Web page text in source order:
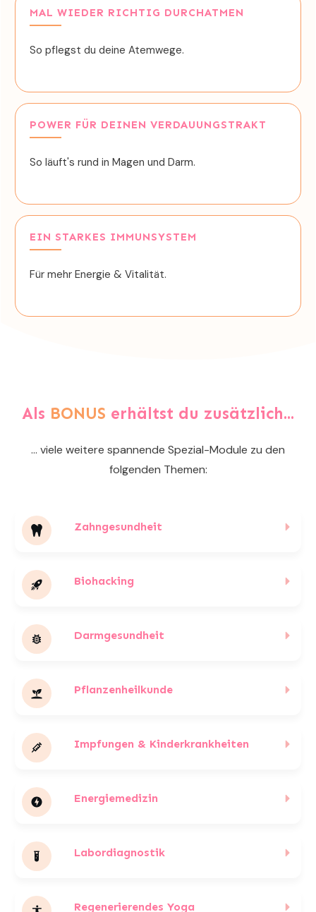
MAL WIEDER RICHTIG DURCHATMEN
So pflegst du deine Atemwege.
POWER FÜR DEINEN VERDAUUNGSTRAKT
So läuft's rund in Magen und Darm.
EIN STARKES IMMUNSYSTEM
Für mehr Energie & Vitalität.
Als BONUS erhältst du zusätzlich...
... viele weitere spannende Spezial-Module zu den
folgenden Themen:
Zahngesundheit
Biohacking
Darmgesundheit
Pflanzenheilkunde
Impfungen & Kinderkrankheiten
Energiemedizin
Labordiagnostik
Regenerierendes Yoga